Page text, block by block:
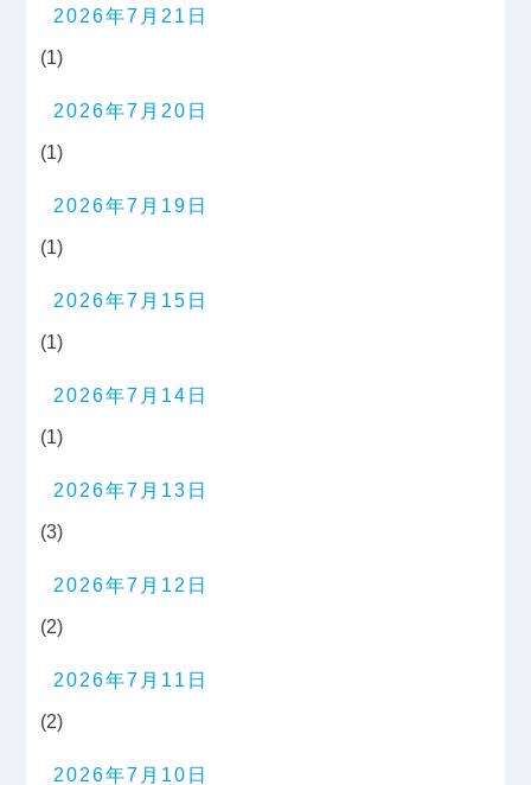
2026年7月21日
(1)
2026年7月20日
(1)
2026年7月19日
(1)
2026年7月15日
(1)
2026年7月14日
(1)
2026年7月13日
(3)
2026年7月12日
(2)
2026年7月11日
(2)
2026年7月10日